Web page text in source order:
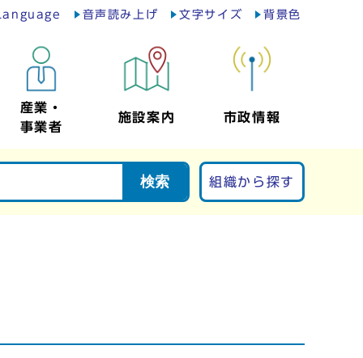
音声読み上げ 文字サイズ 背景色
産業・
事業者
施設案内 市政情報
検索 組織から探す